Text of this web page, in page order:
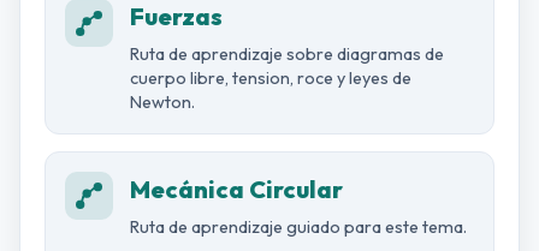
Fuerzas
Ruta de aprendizaje sobre diagramas de
cuerpo libre, tension, roce y leyes de
Newton.
Mecánica Circular
Ruta de aprendizaje guiado para este tema.